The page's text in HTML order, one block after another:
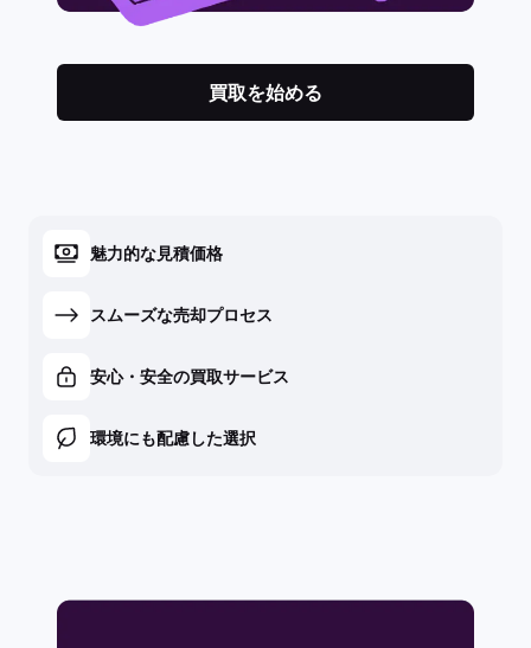
買取を始める
魅力的な見積価格
スムーズな売却プロセス
安心・安全の買取サービス
環境にも配慮した選択